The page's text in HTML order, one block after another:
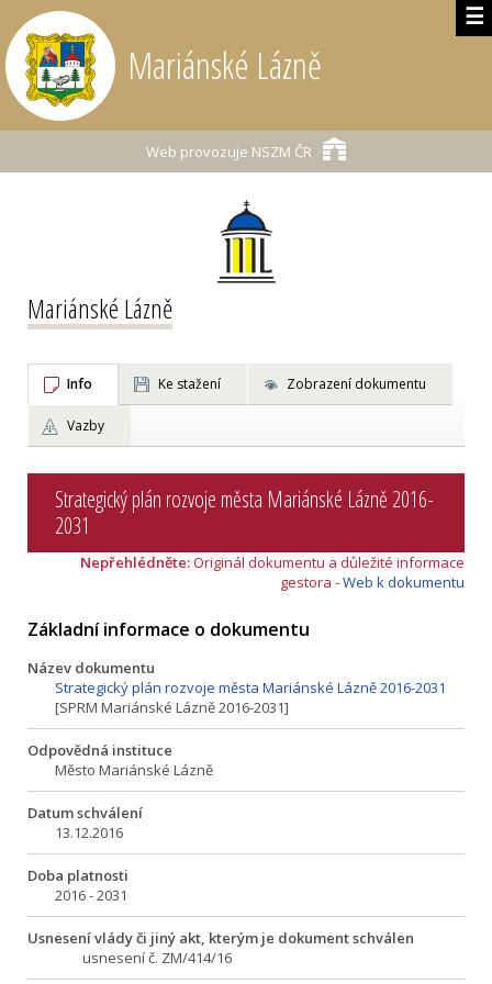
☰
Mariánské Lázně
Web provozuje NSZM ČR
Mariánské Lázně
Info Ke stažení Zobrazení dokumentu
Vazby
Strategický plán rozvoje města Mariánské Lázně 2016-
2031
Nepřehlédněte:Originál dokumentu a důležité informace
gestora -Web k dokumentu
Základní informace o dokumentu
Název dokumentu
Strategický plán rozvoje města Mariánské Lázně 2016-2031
[SPRM Mariánské Lázně 2016-2031]
Odpovědná instituce
Město Mariánské Lázně
Datum schválení
13.12.2016
Doba platnosti
2016 - 2031
Usnesení vlády či jiný akt, kterým je dokument schválen
usnesení č. ZM/414/16